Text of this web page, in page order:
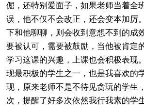
倔，还特别爱面子，如果老师当着全
误，他不仅不会改正，还会变本加厉
下和他聊聊，则会收到意想不到的成
要被认可，需要被鼓励，当他被肯定
学习这课的兴趣，上课也会积极表现
现最积极的学生之一，也是我喜欢的
现，原来老师不是不待见贪玩的学生
次，提醒了好多次依然我行我素的学